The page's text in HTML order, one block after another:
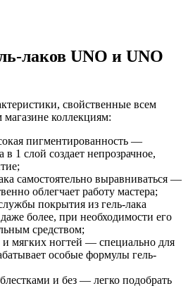
лаков UNO и UNO
свойственные всем
коллекциям:
пигментированность —
в 1 слой создает непрозрачное,
самостоятельно выравниваться —
облегчает работу мастера;
покрытия из гель-лака
более, при необходимости его
средством;
и мягких ногтей — специально для
особые формулы гель-
и без — легко подобрать